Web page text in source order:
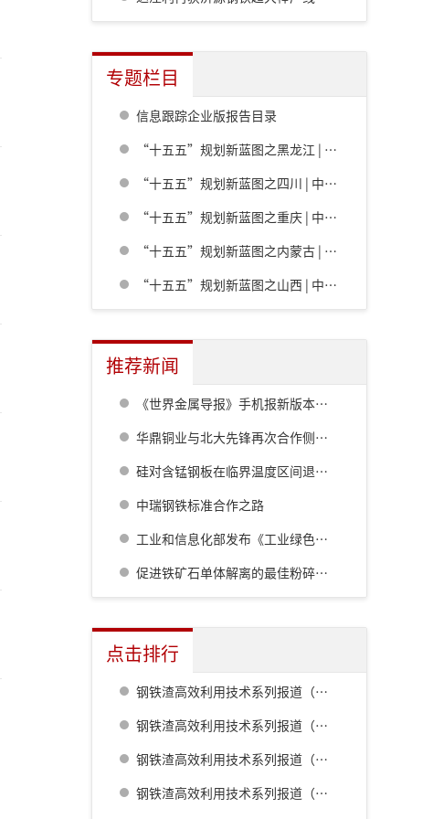
专题栏目
信息跟踪企业版报告目录
“十五五”规划新蓝图之黑龙江 | 中共黑龙江省委关于制定国民经济和社会发展第十五个五年规划的建议
“十五五”规划新蓝图之四川 | 中共四川省委关于制定四川省国民经济和社会发展第十五个五年规划的建议
“十五五”规划新蓝图之重庆 | 中共重庆市委关于制定重庆市国民经济和社会发展第十五个五年规划的建议
“十五五”规划新蓝图之内蒙古 | 内蒙古自治区党委关于制定国民经济和社会发展第十五个五年规划的建议
“十五五”规划新蓝图之山西 | 中共山西省委关于制定山西省国民经济和社会发展第十五个五年规划的建议
推荐新闻
《世界金属导报》手机报新版本发布，免费下载，免费看
华鼎铜业与北大先锋再次合作侧吹炉配套6000立方制氧项目
硅对含锰钢板在临界温度区间退火过程中残余奥氏体形成行为的影响
中瑞钢铁标准合作之路
工业和信息化部发布《工业绿色低碳发展“十五五”规划》
促进铁矿石单体解离的最佳粉碎方法研究
点击排行
钢铁渣高效利用技术系列报道（一） 室兰钢铁厂用钢渣骨料配制重混凝土的研究
钢铁渣高效利用技术系列报道（二） 鹿岛钢铁厂钢铁渣利用技术的开发
钢铁渣高效利用技术系列报道（五） 八幡厂钢铁渣的利用
钢铁渣高效利用技术系列报道（三） 名古屋厂铁水预处理炉渣肥料化的开发